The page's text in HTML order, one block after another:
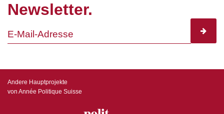
Newsletter.
Andere Hauptprojekte
von Année Politique Suisse